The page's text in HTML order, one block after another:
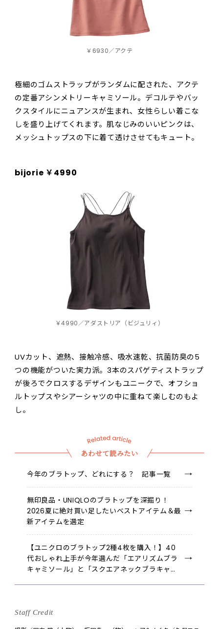
￥6930／アクテ
極細のゴムストラップがランダムに配された、アクテ
の定番アシンメトリーキャミソール。デコルテやバッ
クスタイルにニュアンスが生まれ、女性らしい着こな
しを盛り上げてくれます。肌なじみのいいピンクは、
メッシュトップスの下に着て透けさせてもキュート。
bijorie ￥4990
￥4990／アダストリア（ビジュリィ）
UVカット、遮熱、接触冷感、吸水速乾、抗菌防臭の5
つの機能がついた実力派。3本のスパゲティストラップ
が後ろでクロスするデザインもユニークで、オフショ
ルトップスやシアーシャツの中に重ねて楽しむのもよ
し。
あわせて読みたい
今年のブラトップ、どれにする？ 記事一覧
無印良品・UNIQLOのブラトップを深掘り！
2026夏に絶対買い足したいベストアイテム＆最
新アイテムを選定
【ユニクロのブラトップ2種4枚を購入！】40
代おしゃれ上手が今年選んだ「エアリズムブラ
キャミソール」と「スクエアネックブラキャミ
Staff Credit